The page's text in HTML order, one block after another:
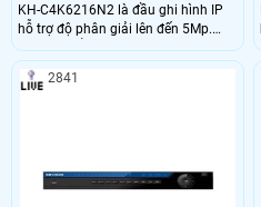
KH-C4K6216N2 là đầu ghi hình IP
hỗ trợ độ phân giải lên đến 5Mp.
Cùng chuẩn nén H.265 giúp tiết
kiệm băng thông và ổ cứng.
2841